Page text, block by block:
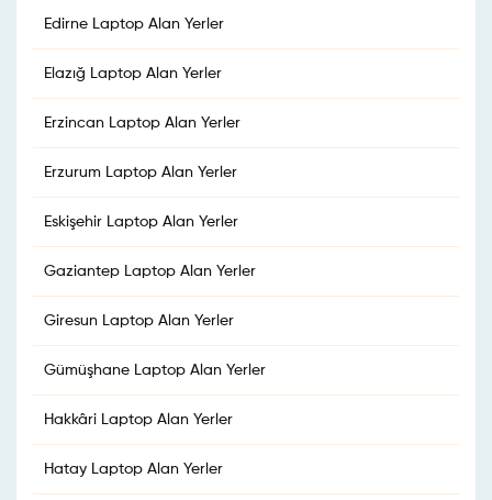
Edirne Laptop Alan Yerler
Elazığ Laptop Alan Yerler
Erzincan Laptop Alan Yerler
Erzurum Laptop Alan Yerler
Eskişehir Laptop Alan Yerler
Gaziantep Laptop Alan Yerler
Giresun Laptop Alan Yerler
Gümüşhane Laptop Alan Yerler
Hakkâri Laptop Alan Yerler
Hatay Laptop Alan Yerler